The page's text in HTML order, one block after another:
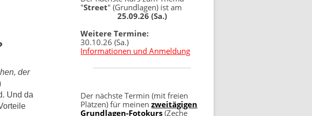
der
Und da
"Street" (Grundlagen) ist am
25.09.26 (Sa.)
Weitere Termine:
30.10.26 (Sa.)
Informationen und Anmeldung
Der nächste Termin (mit freien
Plätzen) für meinenzweitägigen
Grundlagen-Fotokurs(Zeche